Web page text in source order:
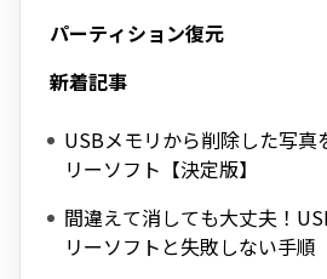
パーティション復元
新着記事
USBメモリから削除した写真
リーソフト【決定版】
間違えて消しても大丈夫！
リーソフトと失敗しない手順